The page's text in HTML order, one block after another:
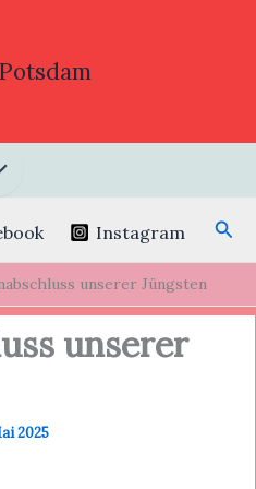
Instagram
unserer Jüngsten
unserer
2025